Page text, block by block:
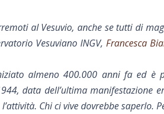
al Vesuvio, anche se tutti di
Vesuviano INGV, Francesca
almeno 400.000 anni fa ed è
data dell’ultima manifestazione
Chi ci vive dovrebbe saperlo.